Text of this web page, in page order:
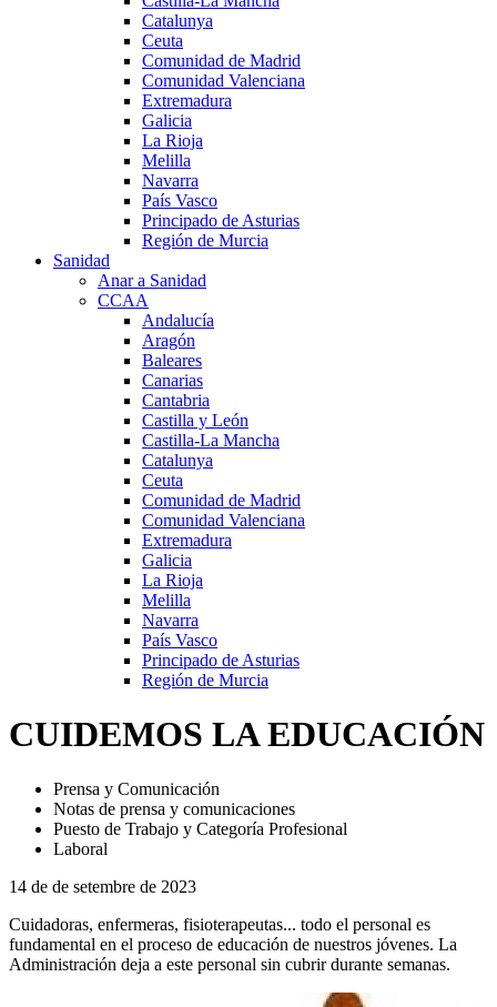
Catalunya
Ceuta
Comunidad de Madrid
Comunidad Valenciana
Extremadura
Galicia
La Rioja
Melilla
Navarra
País Vasco
Principado de Asturias
Región de Murcia
Sanidad
Anar a Sanidad
CCAA
Andalucía
Aragón
Baleares
Canarias
Cantabria
Castilla y León
Castilla-La Mancha
Catalunya
Ceuta
Comunidad de Madrid
Comunidad Valenciana
Extremadura
Galicia
La Rioja
Melilla
Navarra
País Vasco
Principado de Asturias
Región de Murcia
CUIDEMOS LA EDUCACIÓN
Prensa y Comunicación
Notas de prensa y comunicaciones
Puesto de Trabajo y Categoría Profesional
Laboral
14 de de setembre de 2023
Cuidadoras, enfermeras, fisioterapeutas... todo el personal es
fundamental en el proceso de educación de nuestros jóvenes. La
Administración deja a este personal sin cubrir durante semanas.